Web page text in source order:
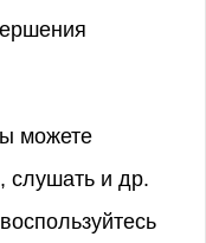
можете
слушать и др.